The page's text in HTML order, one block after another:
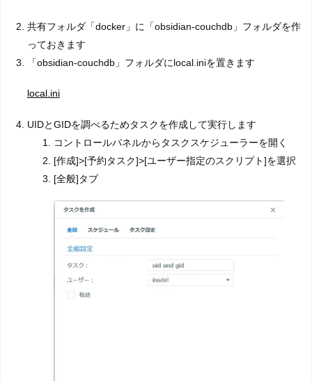
共有フォルダ「docker」に「obsidian-couchdb」フォルダを作
っておきます
「obsidian-couchdb」フォルダにlocal.iniを置きます
local.ini
UIDとGIDを調べるためタスクを作成して実行します
コントロールパネルからタスクスケジューラーを開く
[作成]>[予約タスク]>[ユーザー指定のスクリプト]を選択
[全般]タブ